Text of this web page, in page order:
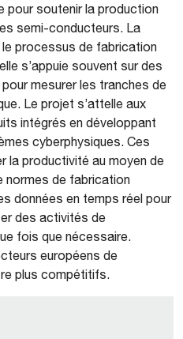
pour soutenir la production
semi-conducteurs. La
processus de fabrication
s’appuie souvent sur des
mesurer les tranches de
Le projet s’attelle aux
intégrés en développant
cyberphysiques. Ces
la productivité au moyen de
normes de fabrication
données en temps réel pour
des activités de
fois que nécessaire.
européens de
plus compétitifs.